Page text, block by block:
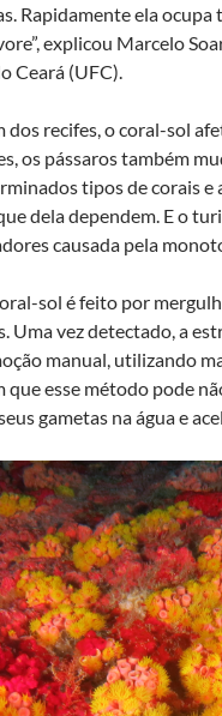
Rapidamente ela
explicou Marcelo
Ceará (UFC).
dos recifes, o coral-sol
os pássaros também
tipos de corais
dela dependem. E o
causada pela
sol é feito por
Uma vez detectado, a
manual, utilizando
que esse método pode
gametas na água e